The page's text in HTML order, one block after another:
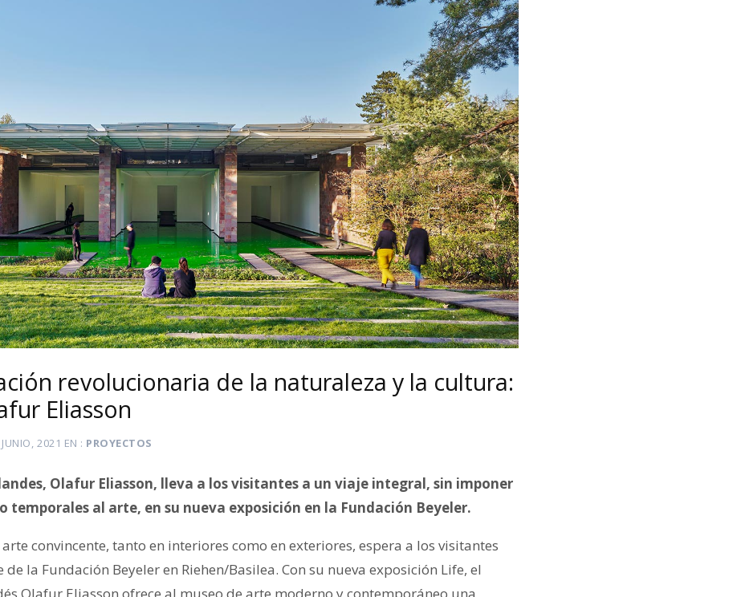
revolucionaria de la naturaleza y la cultura:
Eliasson
JUNIO, 2021 EN PROYECTOS
Olafur Eliasson, lleva a los visitantes a un viaje integral, sin imponer
temporales al arte, en su nueva exposición en la Fundación Beyeler.
convincente, tanto en interiores como en exteriores, espera a los visitantes
la Fundación Beyeler en Riehen/Basilea. Con su nueva exposición Life, el
Olafur Eliasson ofrece al museo de arte moderno y contemporáneo una